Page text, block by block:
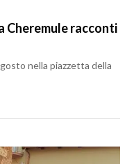
Cheremule racconti
nella piazzetta della